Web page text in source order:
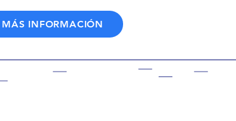
MÁS INFORMACIÓN